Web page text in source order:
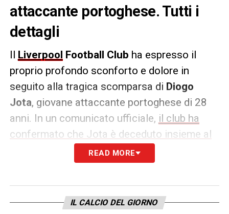
attaccante portoghese. Tutti i
dettagli
Il Liverpool Football Club ha espresso il
proprio profondo sconforto e dolore in
seguito alla tragica scomparsa di Diogo
Jota, giovane attaccante portoghese di 28
anni. In un comunicato ufficiale, il club ha
confermato che Jota è deceduto insieme al
, anch’egli calciatore
professionista, in un incidente stradale
duramente l’intera famiglia del Liverpool, che
READ MORE
IL CALCIO DEL GIORNO